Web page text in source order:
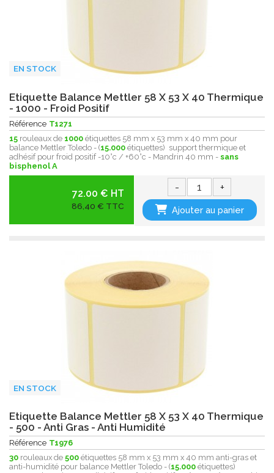
EN STOCK
Etiquette Balance Mettler 58 X 53 X 40 Thermique
- 1000 - Froid Positif
Référence T1271
15 rouleaux de 1000 étiquettes 58 mm x 53 mm x 40 mm pour
balance Mettler Toledo - (15.000 étiquettes) support thermique et
adhésif pour froid positif -10°c / +60°c - Mandrin 40 mm - sans
bisphenol A
72.00 € HT
86,40 € TTC
- +
Ajouter au panier
EN STOCK
Etiquette Balance Mettler 58 X 53 X 40 Thermique
- 500 - Anti Gras - Anti Humidité
Référence T1976
30 rouleaux de 500 étiquettes 58 mm x 53 mm x 40 mm anti-gras et
anti-humidité pour balance Mettler Toledo - (15.000 étiquettes)